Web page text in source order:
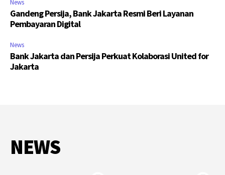
News
Gandeng Persija, Bank Jakarta Resmi Beri Layanan
Pembayaran Digital
News
Bank Jakarta dan Persija Perkuat Kolaborasi United for
Jakarta
NEWS